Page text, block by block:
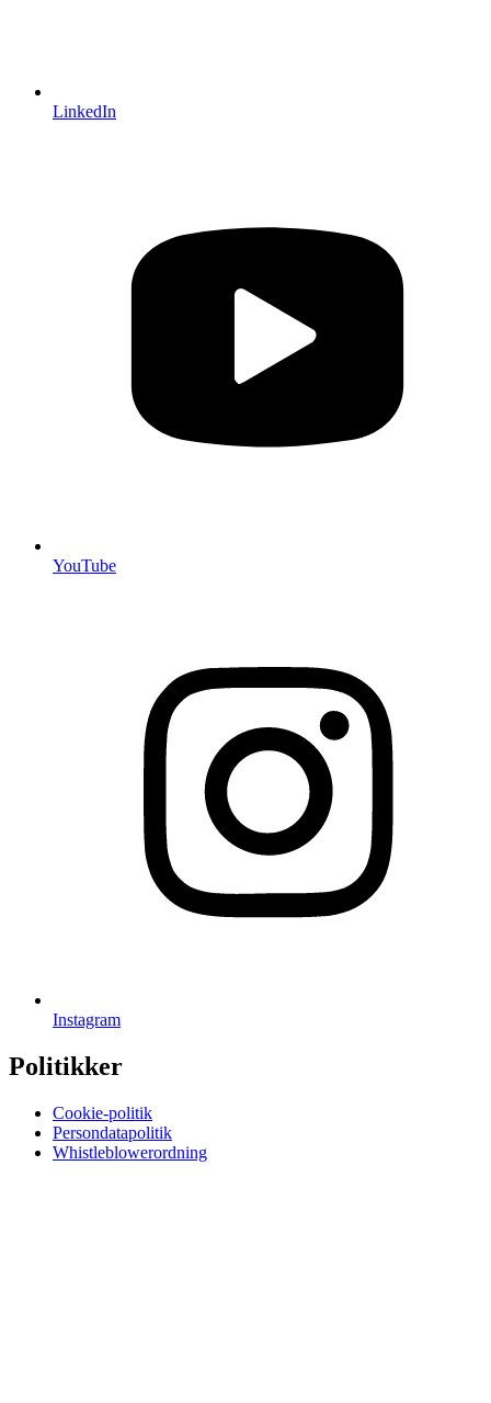
LinkedIn
YouTube
Instagram
Politikker
Cookie-politik
Persondatapolitik
Whistleblowerordning